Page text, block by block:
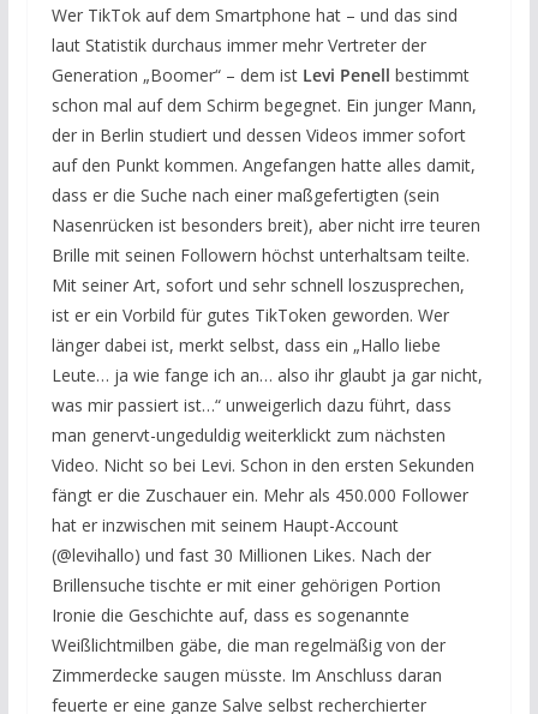
Wer TikTok auf dem Smartphone hat – und das sind
laut Statistik durchaus immer mehr Vertreter der
Generation „Boomer“ – dem ist Levi Penell bestimmt
schon mal auf dem Schirm begegnet. Ein junger Mann,
der in Berlin studiert und dessen Videos immer sofort
auf den Punkt kommen. Angefangen hatte alles damit,
dass er die Suche nach einer maßgefertigten (sein
Nasenrücken ist besonders breit), aber nicht irre teuren
Brille mit seinen Followern höchst unterhaltsam teilte.
Mit seiner Art, sofort und sehr schnell loszusprechen,
ist er ein Vorbild für gutes TikToken geworden. Wer
länger dabei ist, merkt selbst, dass ein „Hallo liebe
Leute… ja wie fange ich an… also ihr glaubt ja gar nicht,
was mir passiert ist…“ unweigerlich dazu führt, dass
man genervt-ungeduldig weiterklickt zum nächsten
Video. Nicht so bei Levi. Schon in den ersten Sekunden
fängt er die Zuschauer ein. Mehr als 450.000 Follower
hat er inzwischen mit seinem Haupt-Account
(@levihallo) und fast 30 Millionen Likes. Nach der
Brillensuche tischte er mit einer gehörigen Portion
Ironie die Geschichte auf, dass es sogenannte
Weißlichtmilben gäbe, die man regelmäßig von der
Zimmerdecke saugen müsste. Im Anschluss daran
feuerte er eine ganze Salve selbst recherchierter